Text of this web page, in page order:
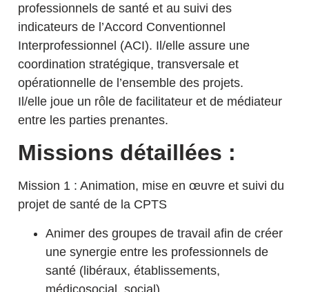
professionnels de santé et au suivi des
indicateurs de l’Accord Conventionnel
Interprofessionnel (ACI). Il/elle assure une
coordination stratégique, transversale et
opérationnelle de l’ensemble des projets.
Il/elle joue un rôle de facilitateur et de médiateur
entre les parties prenantes.
Missions détaillées :
Mission 1 : Animation, mise en œuvre et suivi du
projet de santé de la CPTS
Animer des groupes de travail afin de créer
une synergie entre les professionnels de
santé (libéraux, établissements,
médicosocial, social)